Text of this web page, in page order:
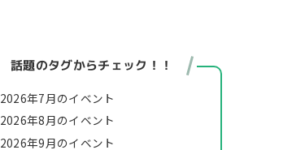
話題のタグからチェック！！
2026年7月のイベント
2026年8月のイベント
2026年9月のイベント